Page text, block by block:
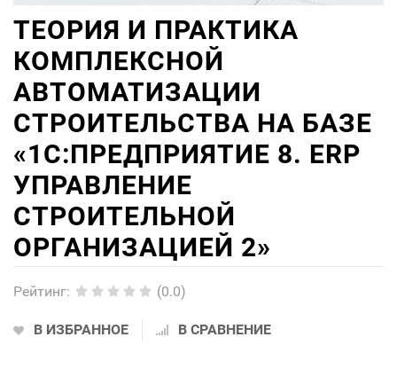
ТЕОРИЯ И ПРАКТИКА
КОМПЛЕКСНОЙ
АВТОМАТИЗАЦИИ
СТРОИТЕЛЬСТВА НА БАЗЕ
«1С:ПРЕДПРИЯТИЕ 8. ERP
УПРАВЛЕНИЕ
СТРОИТЕЛЬНОЙ
ОРГАНИЗАЦИЕЙ 2»
Рейтинг: (0.0)
В ИЗБРАННОЕ В СРАВНЕНИЕ